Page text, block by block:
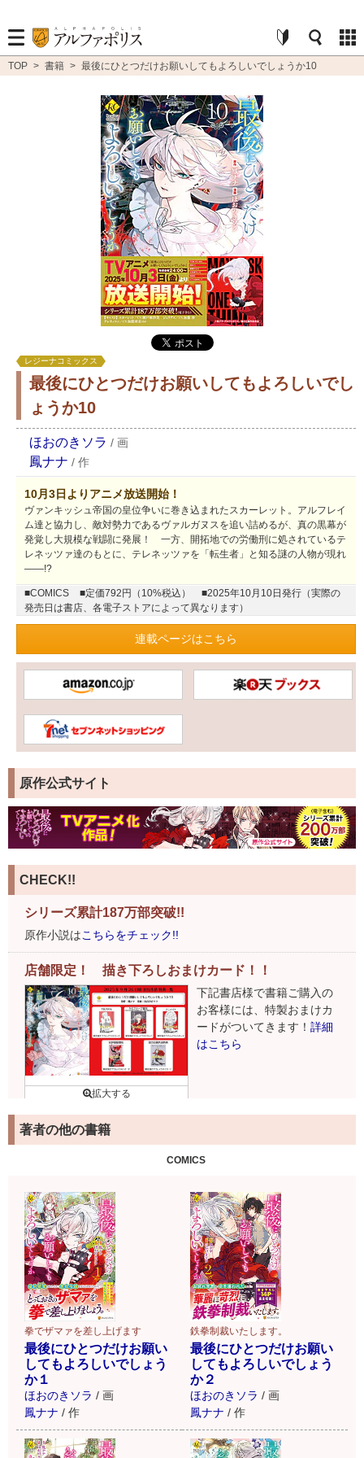
TOP > 書籍 > 最後にひとつだけお願いしてもよろしいでしょうか10
レジーナコミックス
最後にひとつだけお願いしてもよろしいでし
ょうか10
ほおのきソラ / 画
鳳ナナ / 作
10月3日よりアニメ放送開始！
ヴァンキッシュ帝国の皇位争いに巻き込まれたスカーレット。アルフレイ
ム達と協力し、敵対勢力であるヴァルガヌスを追い詰めるが、真の黒幕が
発覚し大規模な戦闘に発展！ 一方、開拓地での労働刑に処されているテ
レネッツァ達のもとに、テレネッツァを「転生者」と知る謎の人物が現れ
――!?
■COMICS ■定価792円（10%税込）
■2025年10月10日発行（実際の
発売日は書店、各電子ストアによって異なります）
連載ページはこちら
原作公式サイト
CHECK!!
シリーズ累計187万部突破!!
原作小説はこちらをチェック!!
店舗限定！ 描き下ろしおまけカード！！
下記書店様で書籍ご購入の
お客様には、特製おまけカ
ードがついてきます！ 詳細
はこちら
著者の他の書籍
COMICS
拳でザマァを差し上げます
最後にひとつだけお願い
してもよろしいでしょう
か１
ほおのきソラ / 画
鳳ナナ / 作
鉄拳制裁いたします。
最後にひとつだけお願い
してもよろしいでしょう
か２
ほおのきソラ / 画
鳳ナナ / 作